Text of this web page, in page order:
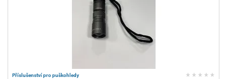
Příslušenství pro puškohledy